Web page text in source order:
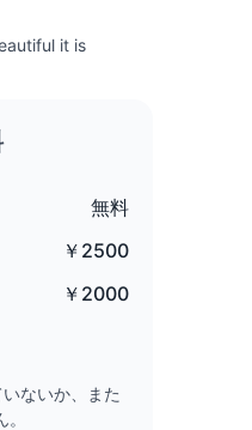
it is
無料
￥2500
￥2000
ないか、また